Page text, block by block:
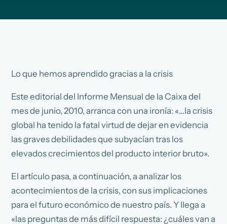
Lo que hemos aprendido gracias a la crisis
Este editorial del Informe Mensual de la Caixa del
mes de junio, 2010, arranca con una ironía: «…la crisis
global ha tenido la fatal virtud de dejar en evidencia
las graves debilidades que subyacían tras los
elevados crecimientos del producto interior bruto».
El artículo pasa, a continuación, a analizar los
acontecimientos de la crisis, con sus implicaciones
para el futuro económico de nuestro país. Y llega a
«las preguntas de más difícil respuesta: ¿cuáles van a